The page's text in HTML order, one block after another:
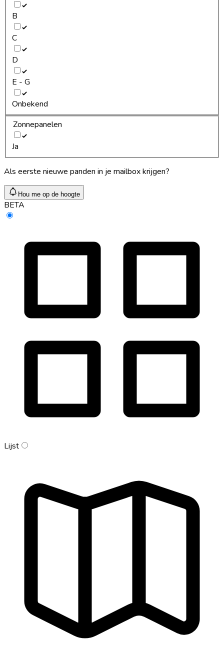
B
C
D
E - G
Onbekend
Zonnepanelen
Ja
Als eerste nieuwe panden in je mailbox krijgen?
Hou me op de hoogte
BETA
Lijst